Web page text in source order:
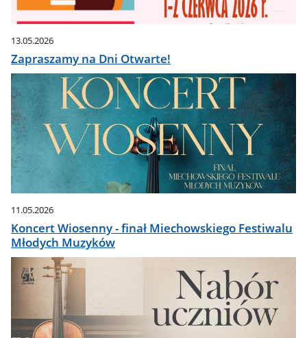
13.05.2026
Zapraszamy na Dni Otwarte!
11.05.2026
Koncert Wiosenny - finał Miechowskiego Festiwalu
Młodych Muzyków